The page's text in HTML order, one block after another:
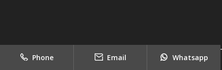
copyright 2022 جيد بيع موردي آلة الزيت النباتي|
Phone Email Whatsapp